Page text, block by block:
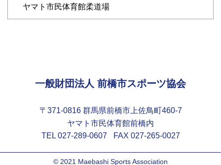
ヤマト市民体育館柔道場
一般財団法人 前橋市スポーツ協会
〒371-0816 群馬県前橋市上佐鳥町460-7
ヤマト市民体育館前橋内
TEL 027-289-0607
FAX 027-265-0027
© 2021 Maebashi Sports Association